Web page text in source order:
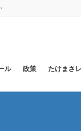
ル 政策 たけまさ